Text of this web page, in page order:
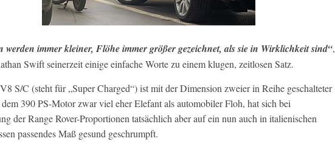
werden immer kleiner, Flöhe immer größer gezeichnet, als sie in Wirklichkeit sind“,
Swift seinerzeit einige einfache Worte zu einem klugen, zeitlosen Satz.
S/C (steht für „Super Charged“) ist mit der Dimension zweier in Reihe geschalteter
390 PS-Motor zwar viel eher Elefant als automobiler Floh, hat sich bei
der Range Rover-Proportionen tatsächlich aber auf ein nun auch in italienischen
passendes Maß gesund geschrumpft.